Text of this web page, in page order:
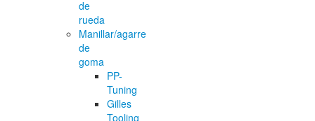
de
rueda
Manillar/agarre
de
goma
PP-
Tuning
Gilles
Tooling